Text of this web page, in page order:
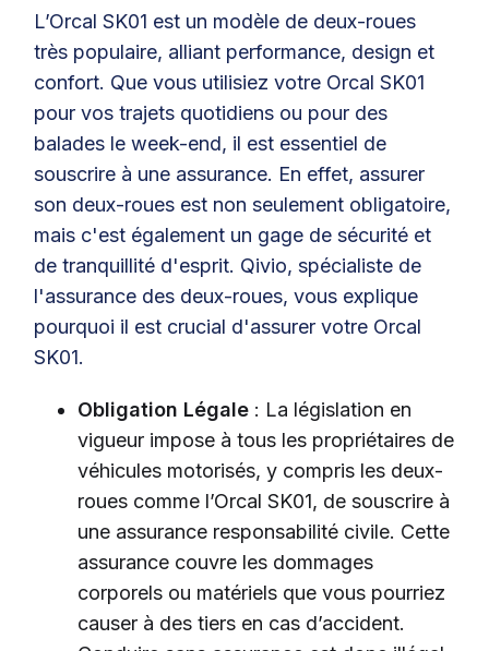
L’Orcal SK01 est un modèle de deux-roues
très populaire, alliant performance, design et
confort. Que vous utilisiez votre Orcal SK01
pour vos trajets quotidiens ou pour des
balades le week-end, il est essentiel de
souscrire à une assurance. En effet, assurer
son deux-roues est non seulement obligatoire,
mais c'est également un gage de sécurité et
de tranquillité d'esprit. Qivio, spécialiste de
l'assurance des deux-roues, vous explique
pourquoi il est crucial d'assurer votre Orcal
SK01.
Obligation Légale : La législation en
vigueur impose à tous les propriétaires de
véhicules motorisés, y compris les deux-
roues comme l’Orcal SK01, de souscrire à
une assurance responsabilité civile. Cette
assurance couvre les dommages
corporels ou matériels que vous pourriez
causer à des tiers en cas d’accident.